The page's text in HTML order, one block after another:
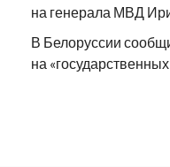
на генерала МВД
В Белоруссии
на